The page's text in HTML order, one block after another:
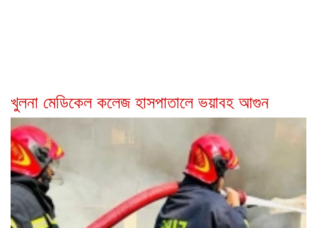
খুলনা মেডিকেল কলেজ হাসপাতালে ভয়াবহ আগুন